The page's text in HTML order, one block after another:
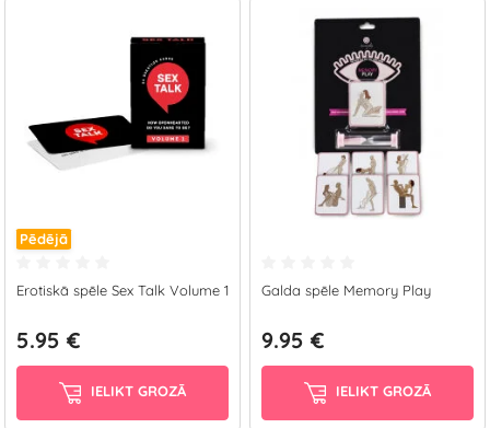
Pēdējā
Erotiskā spēle Sex Talk Volume 1
5.95 €
IELIKT GROZĀ
Galda spēle Memory Play
9.95 €
IELIKT GROZĀ